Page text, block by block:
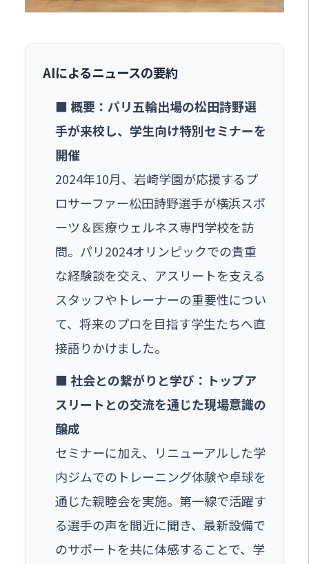
AIによるニュースの要約
■ 概要：パリ五輪出場の松田詩野選
手が来校し、学生向け特別セミナーを
開催
2024年10月、岩崎学園が応援するプ
ロサーファー松田詩野選手が横浜スポ
ーツ＆医療ウェルネス専門学校を訪
問。パリ2024オリンピックでの貴重
な経験談を交え、アスリートを支える
スタッフやトレーナーの重要性につい
て、将来のプロを目指す学生たちへ直
接語りかけました。
■ 社会との繋がりと学び：トップア
スリートとの交流を通じた現場意識の
醸成
セミナーに加え、リニューアルした学
内ジムでのトレーニング体験や卓球を
通じた親睦会を実施。第一線で活躍す
る選手の声を間近に聞き、最新設備で
のサポートを共に体感することで、学